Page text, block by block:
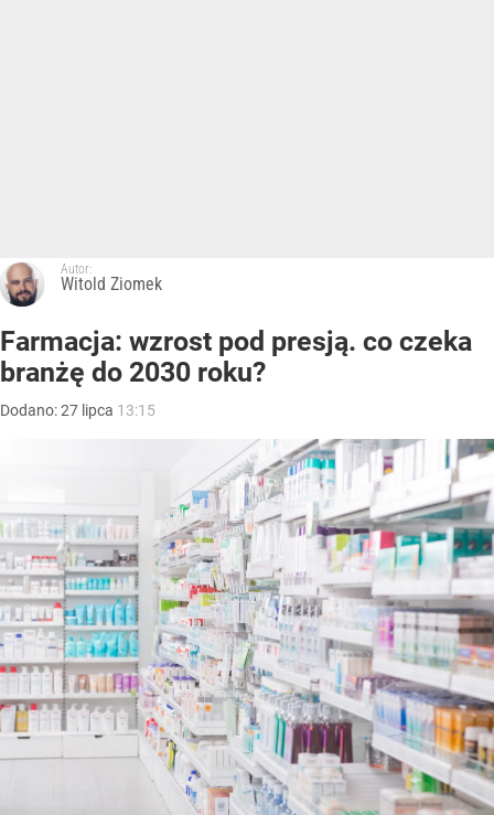
Autor:
Witold Ziomek
Farmacja: wzrost pod presją. co czeka
branżę do 2030 roku?
Dodano:27 lipca 13:15